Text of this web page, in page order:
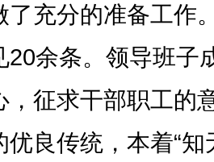
了充分的准备工作
20余条。 领导班子
， 征求干部职工的
优良传统，本着“